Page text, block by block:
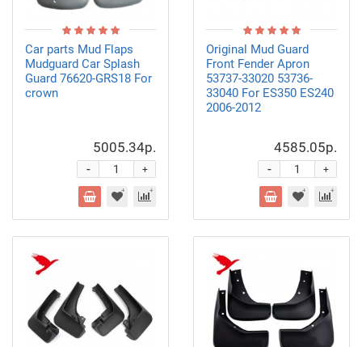
Car parts Mud Flaps
Mudguard Car Splash
Guard 76620-GRS18 For
crown
5005.34р.
+
-
Original Mud Guard
Front Fender Apron
53737-33020 53736-
33040 For ES350 ES240
2006-2012
4585.05р.
+
-